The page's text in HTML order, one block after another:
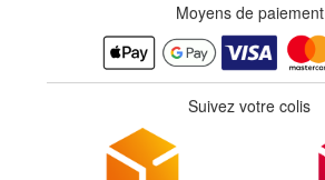
Moyens de paiement
Suivez votre colis